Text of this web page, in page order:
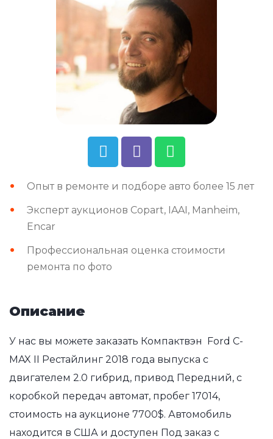
Опыт в ремонте и подборе авто более 15 лет
Эксперт аукционов Copart, IAAI, Manheim,
Encar
Профессиональная оценка стоимости
ремонта по фото
Описание
У нас вы можете заказать Компактвэн Ford C-
MAX II Рестайлинг 2018 года выпуска с
двигателем 2.0 гибрид, привод Передний, с
коробкой передач автомат, пробег 17014,
стоимость на аукционе 7700$. Автомобиль
находится в США и доступен Под заказ с